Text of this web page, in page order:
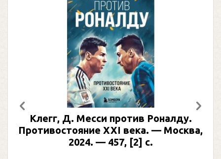
Клегг, Д. Месси против Роналду.
Противостояние XXI века. — Москва,
2024. — 457, [2] с.
Предыдущий